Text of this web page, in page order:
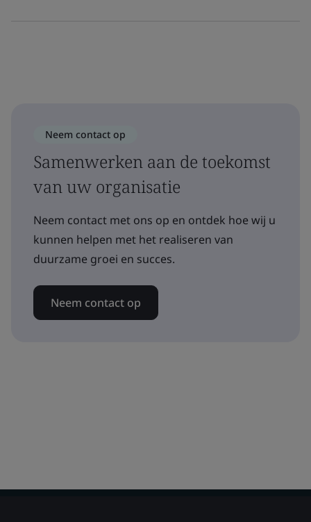
Neem contact op
Samenwerken aan de toekomst
van uw organisatie
Neem contact met ons op en ontdek hoe wij u
kunnen helpen met het realiseren van
duurzame groei en succes.
Neem contact op